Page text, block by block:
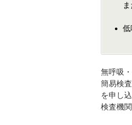
ま
低
無呼吸
簡易検
を申し
検査機